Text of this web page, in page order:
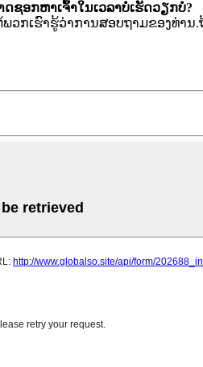
ຊອກຫາເຈົ້າໃນເວລາບໍ່ເຮັດວຽກບໍ?
ກເຮົາຮູ້ວ່າການສອບຖາມຂອງທ່ານ.